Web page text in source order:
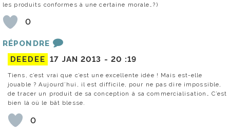
les produits conformes à une certaine morale…?)
0
RÉPONDRE
DEEDEE 17 JAN 2013 - 20 :19
Tiens, c’est vrai que c’est une excellente idée ! Mais est-elle
jouable ? Aujourd’hui, il est difficile, pour ne pas dire impossible,
de tracer un produit de sa conception à sa commercialisation… C’est
bien là où le bât blesse.
0